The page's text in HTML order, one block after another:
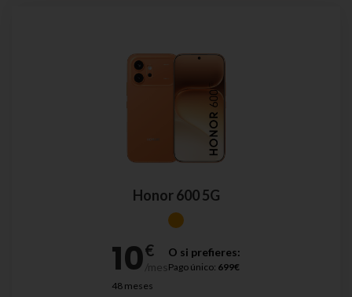
Honor 600 5G
48 meses
O si prefieres:
Pago único: 699€